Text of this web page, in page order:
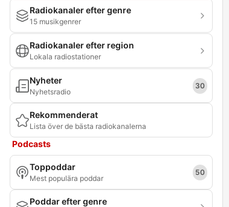
Radiokanaler efter genre
15 musikgenrer
Radiokanaler efter region
Lokala radiostationer
Nyheter
Nyhetsradio
30
Rekommenderat
Lista över de bästa radiokanalerna
Podcasts
Toppoddar
Mest populära poddar
50
Poddar efter genre